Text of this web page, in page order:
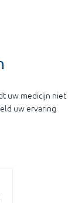
uw medicijn niet
uw ervaring